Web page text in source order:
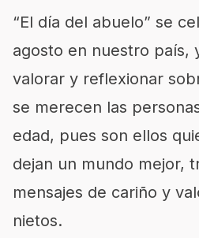
“El día del abuelo” se
agosto en nuestro país,
valorar y reflexionar
se merecen las
edad, pues son ellos
dejan un mundo mejor,
mensajes de cariño y
nietos.